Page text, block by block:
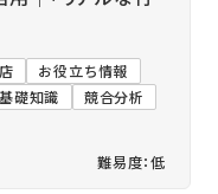
お役立ち情報
基礎知識
競合分析
難易度：低